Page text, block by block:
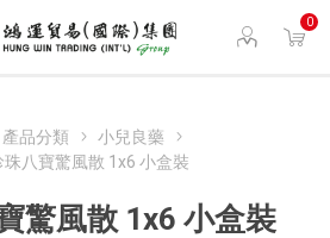
0
產品分類
小兒良藥
八寶驚風散 1x6 小盒裝
驚風散 1x6 小盒裝